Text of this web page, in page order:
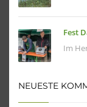
Fest
Im
NEUESTE